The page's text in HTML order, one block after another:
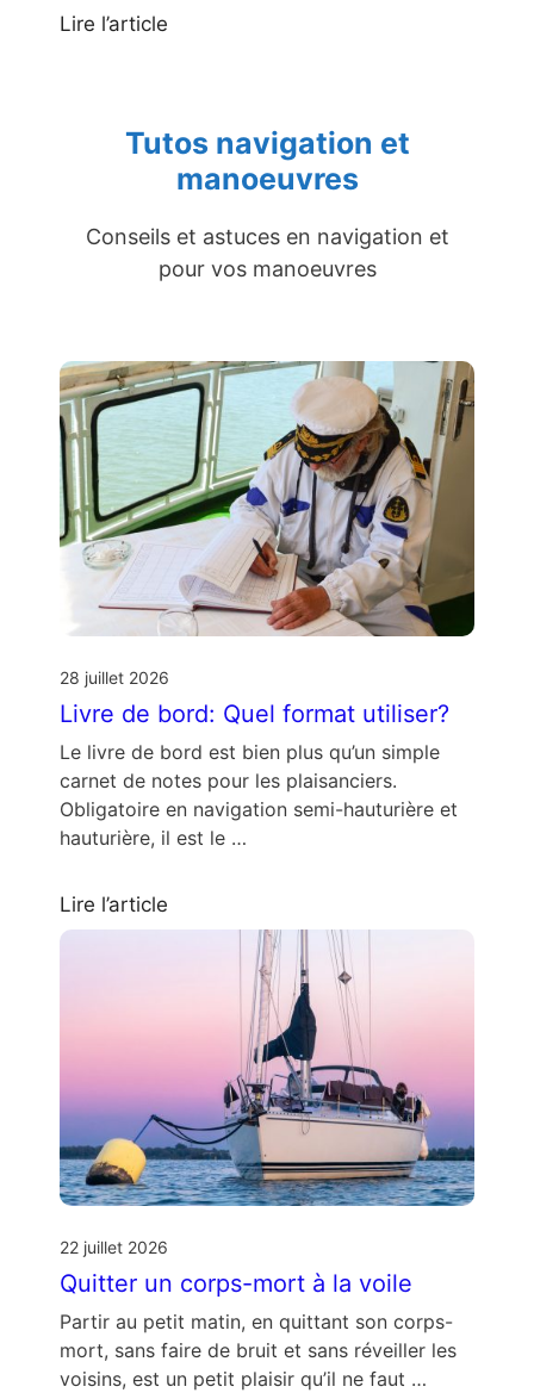
Lire l’article
Tutos navigation et
manoeuvres
Conseils et astuces en navigation et
pour vos manoeuvres
28 juillet 2026
Livre de bord: Quel format utiliser?
Le livre de bord est bien plus qu’un simple
carnet de notes pour les plaisanciers.
Obligatoire en navigation semi-hauturière et
hauturière, il est le …
Lire l’article
22 juillet 2026
Quitter un corps-mort à la voile
Partir au petit matin, en quittant son corps-
mort, sans faire de bruit et sans réveiller les
voisins, est un petit plaisir qu’il ne faut …